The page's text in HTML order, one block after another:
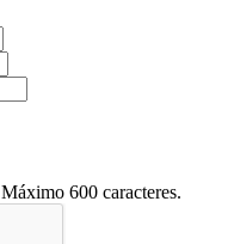
Máximo 600 caracteres.